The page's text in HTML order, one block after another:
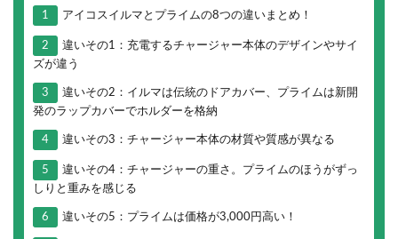
1 アイコスイルマとプライムの8つの違いまとめ！
2
違いその1：充電するチャージャー本体のデザインやサイ
ズが違う
3
違いその2：イルマは伝統のドアカバー、プライムは新開
発のラップカバーでホルダーを格納
4 違いその3：チャージャー本体の材質や質感が異なる
5
違いその4：チャージャーの重さ。プライムのほうがずっ
しりと重みを感じる
6 違いその5：プライムは価格が3,000円高い！